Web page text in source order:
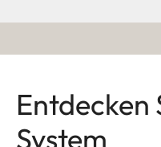
Entdecken
System